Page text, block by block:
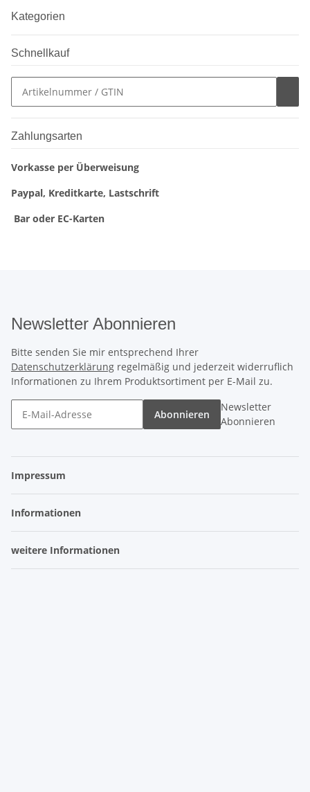
Kategorien
Schnellkauf
Zahlungsarten
Vorkasse per Überweisung
Paypal, Kreditkarte, Lastschrift
Bar oder EC-Karten
Newsletter Abonnieren
Bitte senden Sie mir entsprechend Ihrer
Datenschutzerklärung regelmäßig und jederzeit widerruflich
Informationen zu Ihrem Produktsortiment per E-Mail zu.
Abonnieren
Newsletter
Abonnieren
Impressum
Informationen
weitere Informationen